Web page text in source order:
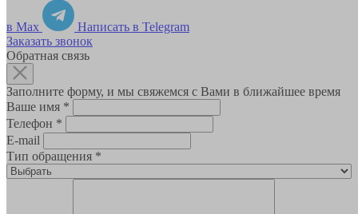
в Max
Написать в Telegram
Заказать звонок
Обратная связь
Заполните форму, и мы свяжемся с Вами в ближайшее время
Ваше имя *
Телефон *
E-mail
Тип обращения *